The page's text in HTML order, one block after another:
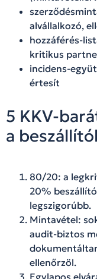
alvállalkozó,
hozzáférés-
kritikus
incidens-
értesít
5 KKV-
a
80/20: a
20%
legszigorúbb.
Mintavétel:
audit-biztos
ellenőrzöl.
Egylapos